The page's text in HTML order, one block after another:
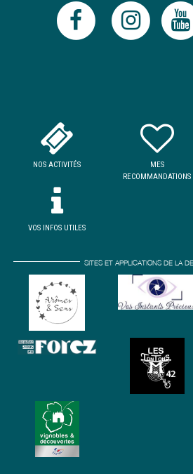
NOS ACTIVITÉS
MES
RECOMMANDATIONS
VOS INFOS UTILES
SITES ET APPLICATIONS DE LA